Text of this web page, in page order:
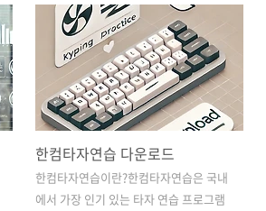
한컴타자연습 다운로드
한컴타자연습이란?한컴타자연습은 국내
에서 가장 인기 있는 타자 연습 프로그램